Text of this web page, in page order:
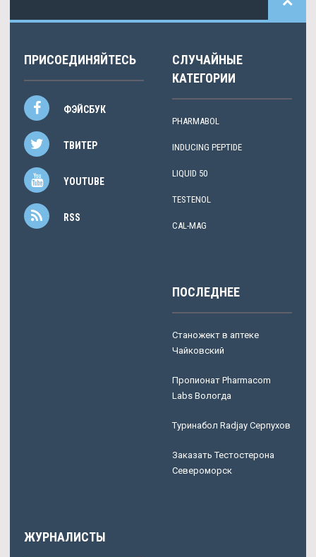
ПРИСОЕДИНЯЙТЕСЬ
ФЭЙСБУК
ТВИТЕР
YOUTUBE
RSS
СЛУЧАЙНЫЕ
КАТЕГОРИИ
PHARMABOL
INDUCING PEPTIDE
LIQUID 50
TESTENOL
CAL-MAG
ПОСЛЕДНЕЕ
Станожект в аптеке
Чайковский
Пропионат Pharmacom
Labs Вологда
Туринабол Radjay Серпухов
Заказать Тестостерона
Североморск
ЖУРНАЛИСТЫ